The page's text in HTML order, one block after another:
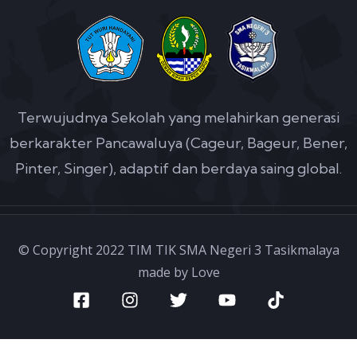
Terwujudnya Sekolah yang melahirkan generasi
berkarakter Pancawaluya (Cageur, Bageur, Bener,
Pinter, Singer), adaptif dan berdaya saing global.
© Copyright 2022 TIM TIK SMA Negeri 3 Tasikmalaya
made by Love